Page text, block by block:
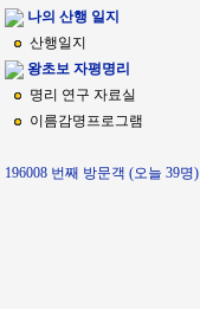
나의 산행 일지
산행일지
왕초보 자평명리
명리 연구 자료실
이름감명프로그램
196008 번째 방문객 (오늘 39명)